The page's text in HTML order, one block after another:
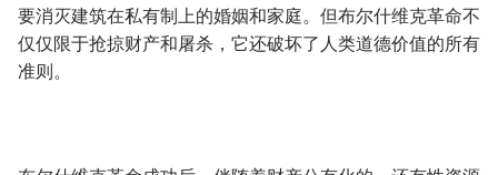
要消灭建筑在私有制上的婚姻和家庭。但布尔什维克革命不
仅仅限于抢掠财产和屠杀，它还破坏了人类道德价值的所有
准则。